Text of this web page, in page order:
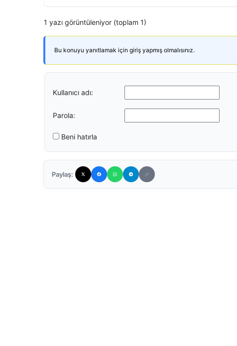
1 yazı görüntüleniyor (toplam 1)
Bu konuyu yanıtlamak için giriş yapmış olmalısınız.
Kullanıcı adı:
Parola:
Beni hatırla
Paylaş: